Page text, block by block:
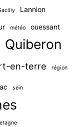
Lannion
météo ouessant
Quiberon
en-terre région
sein